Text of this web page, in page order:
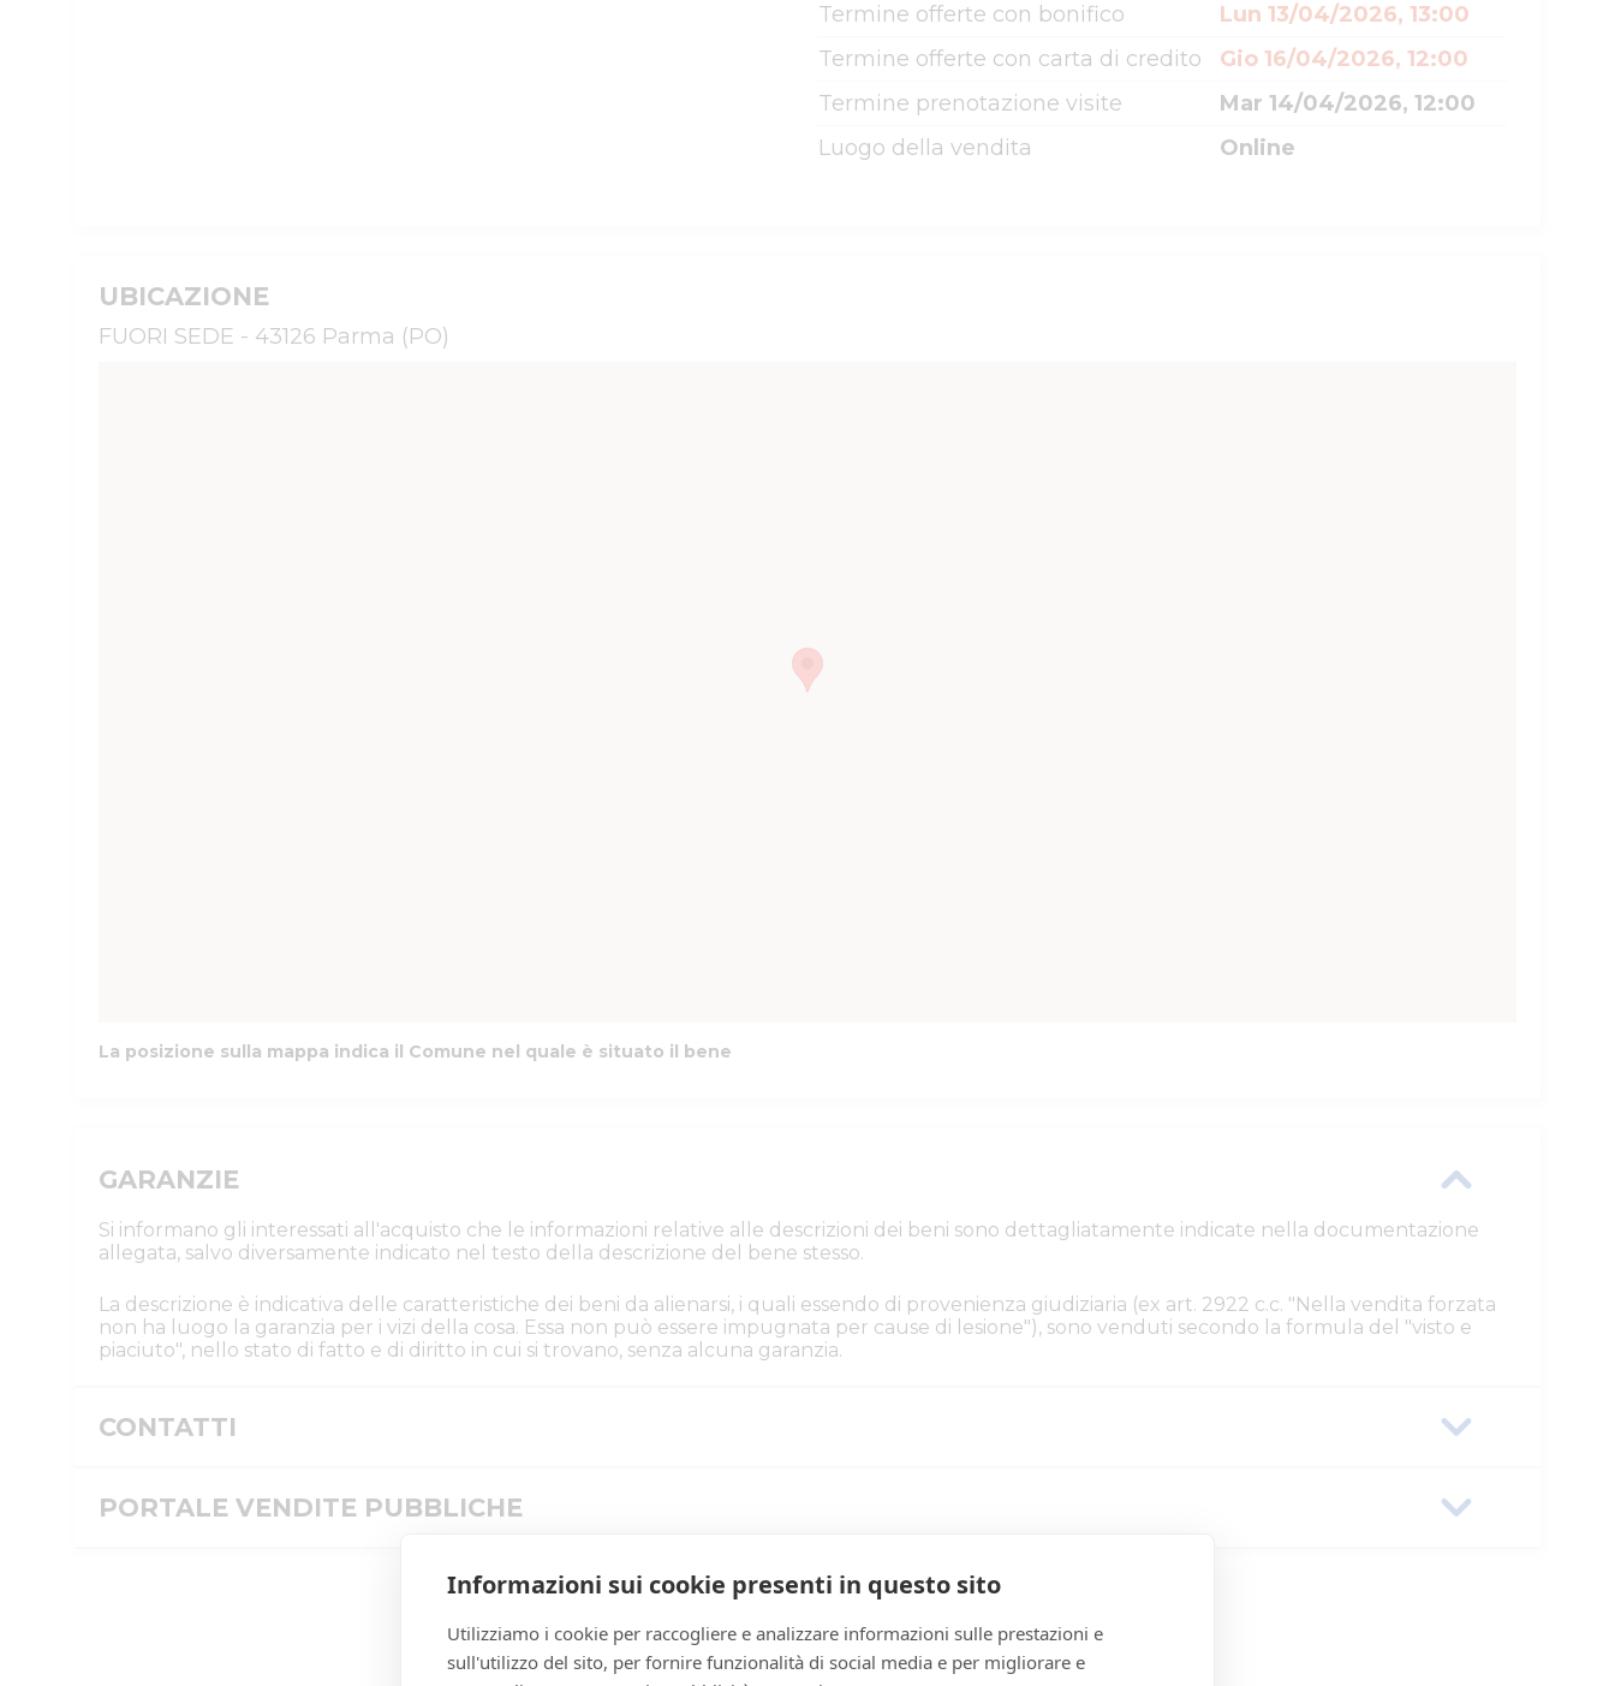
Termine offerte con bonifico
Lun 13/04/2026, 13:00
Termine offerte con carta di credito
Gio 16/04/2026, 12:00
Termine prenotazione visite
Mar 14/04/2026, 12:00
Luogo della vendita
Online
UBICAZIONE
FUORI SEDE - 43126 Parma (PO)
La posizione sulla mappa indica il Comune nel quale è situato il bene
GARANZIE
Si informano gli interessati all'acquisto che le informazioni relative alle descrizioni dei beni sono dettagliatamente indicate nella documentazione
allegata, salvo diversamente indicato nel testo della descrizione del bene stesso.
La descrizione è indicativa delle caratteristiche dei beni da alienarsi, i quali essendo di provenienza giudiziaria (ex art. 2922 c.c. "Nella vendita forzata
non ha luogo la garanzia per i vizi della cosa. Essa non può essere impugnata per cause di lesione"), sono venduti secondo la formula del "visto e
piaciuto", nello stato di fatto e di diritto in cui si trovano, senza alcuna garanzia.
CONTATTI
Numeri di telefono:0521/776662
PORTALE VENDITE PUBBLICHE
giudiziaria
Informazioni sui cookie presenti in questo sito
Utilizziamo i cookie per raccogliere e analizzare informazioni sulle prestazioni e
sull'utilizzo del sito, per fornire funzionalità di social media e per migliorare e